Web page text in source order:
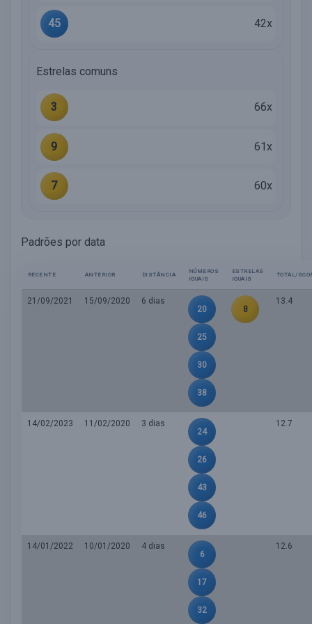
45 42x
Estrelas comuns
3 66x
9 61x
7 60x
Padrões por data
RECENTE ANTERIOR DISTÂNCIA
NÚMEROS
IGUAIS
ESTRELAS
IGUAIS
TOTAL/
21/09/2021 15/09/2020
6 dias
20
25
30
38
8
13.4
14/02/2023 11/02/2020
3 dias
24
26
43
46
12.7
14/01/2022 10/01/2020
4 dias
6
17
32
12.6